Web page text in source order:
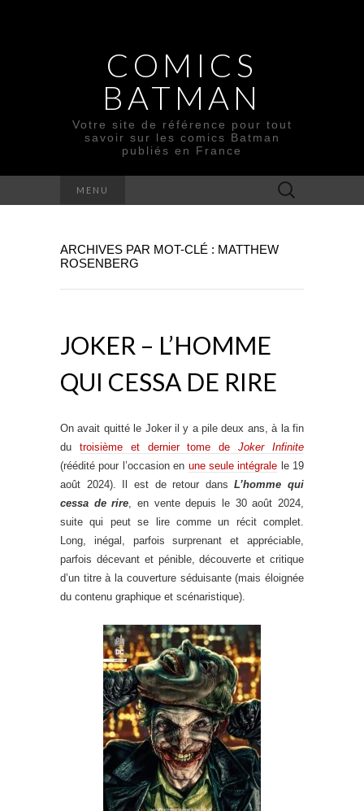
COMICS
BATMAN
Votre site de référence pour tout
savoir sur les comics Batman
publiés en France
MENU Rechercher :
ARCHIVES PAR MOT-CLÉ : MATTHEW
ROSENBERG
JOKER – L’HOMME
QUI CESSA DE RIRE
On avait quitté le Joker il y a pile deux ans, à la fin
du troisième et dernier tome deJoker Infinite
(réédité pour l’occasion en une seule intégrale le 19
août 2024). Il est de retour dansL’homme qui
cessa de rire, en vente depuis le 30 août 2024,
suite qui peut se lire comme un récit complet.
Long, inégal, parfois surprenant et appréciable,
parfois décevant et pénible, découverte et critique
d’un titre à la couverture séduisante (mais éloignée
du contenu graphique et scénaristique).